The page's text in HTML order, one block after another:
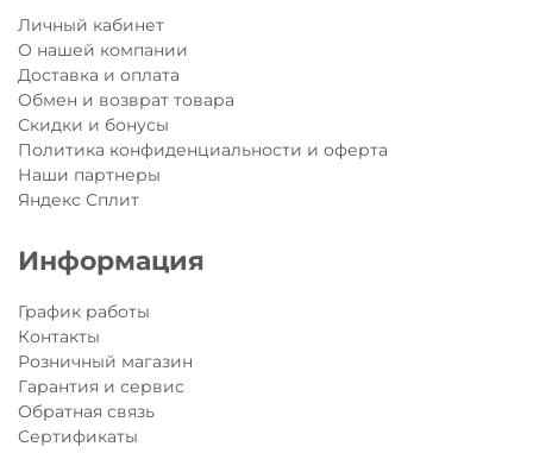
Личный кабинет
О нашей компании
Доставка и оплата
Обмен и возврат товара
Скидки и бонусы
Политика конфиденциальности и оферта
Наши партнеры
Яндекс Сплит
Информация
График работы
Контакты
Розничный магазин
Гарантия и сервис
Обратная связь
Сертификаты